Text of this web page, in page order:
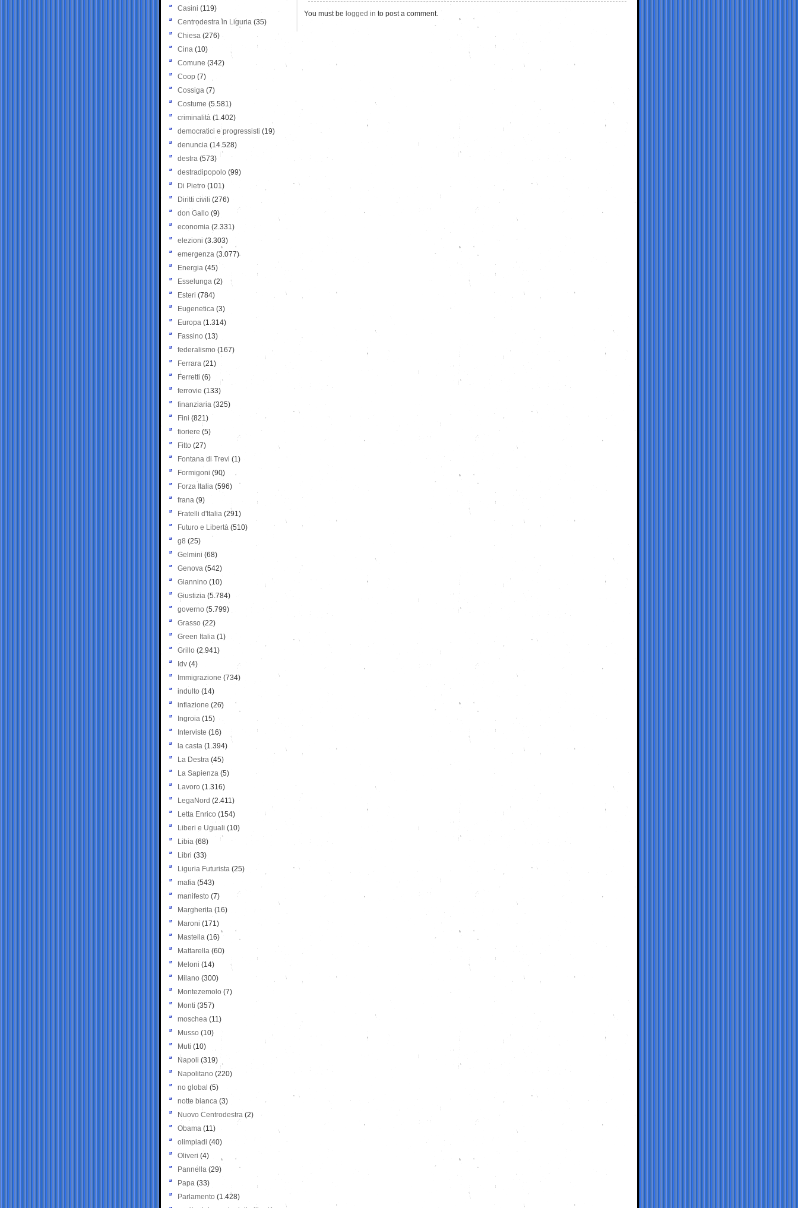
You must be logged in to post a comment.
Casini (119)
Centrodestra in Liguria (35)
Chiesa (276)
Cina (10)
Comune (342)
Coop (7)
Cossiga (7)
Costume (5.581)
criminalità (1.402)
democratici e progressisti (19)
denuncia (14.528)
destra (573)
destradipopolo (99)
Di Pietro (101)
Diritti civili (276)
don Gallo (9)
economia (2.331)
elezioni (3.303)
emergenza (3.077)
Energia (45)
Esselunga (2)
Esteri (784)
Eugenetica (3)
Europa (1.314)
Fassino (13)
federalismo (167)
Ferrara (21)
Ferretti (6)
ferrovie (133)
finanziaria (325)
Fini (821)
fioriere (5)
Fitto (27)
Fontana di Trevi (1)
Formigoni (90)
Forza Italia (596)
frana (9)
Fratelli d'Italia (291)
Futuro e Libertà (510)
g8 (25)
Gelmini (68)
Genova (542)
Giannino (10)
Giustizia (5.784)
governo (5.799)
Grasso (22)
Green Italia (1)
Grillo (2.941)
Idv (4)
Immigrazione (734)
indulto (14)
inflazione (26)
Ingroia (15)
Interviste (16)
la casta (1.394)
La Destra (45)
La Sapienza (5)
Lavoro (1.316)
LegaNord (2.411)
Letta Enrico (154)
Liberi e Uguali (10)
Libia (68)
Libri (33)
Liguria Futurista (25)
mafia (543)
manifesto (7)
Margherita (16)
Maroni (171)
Mastella (16)
Mattarella (60)
Meloni (14)
Milano (300)
Montezemolo (7)
Monti (357)
moschea (11)
Musso (10)
Muti (10)
Napoli (319)
Napolitano (220)
no global (5)
notte bianca (3)
Nuovo Centrodestra (2)
Obama (11)
olimpiadi (40)
Oliveri (4)
Pannella (29)
Papa (33)
Parlamento (1.428)